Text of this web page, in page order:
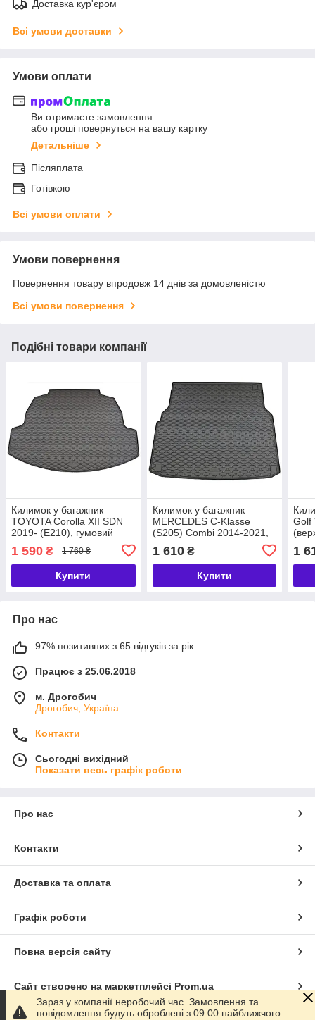
Доставка кур'єром
Всі умови доставки
Умови оплати
Ви отримаєте замовлення
або гроші повернуться на вашу картку
Детальніше
Післяплата
Готівкою
Всі умови оплати
Умови повернення
Повернення товару впродовж 14 днів за домовленістю
Всі умови повернення
Подібні товари компанії
Килимок у багажник
TOYOTA Corolla XII SDN
2019- (E210), гумовий
1 590 ₴ 1 760 ₴
Купити
Килимок у багажник
MERCEDES C-Klasse
(S205) Combi 2014-2021,
(421071)
1 610₴
Купити
Golf
1
Про нас
97% позитивних з 65 відгуків за рік
Працює з 25.06.2018
м. Дрогобич
Дрогобич, Україна
Контакти
Сьогодні вихідний
Показати весь графік роботи
Про нас
Контакти
Доставка та оплата
Графік роботи
Повна версія сайту
Сайт створено на маркетплейсі Prom.ua
Зараз у компанії неробочий час. Замовлення та
повідомлення будуть оброблені з 09:00 найближчого